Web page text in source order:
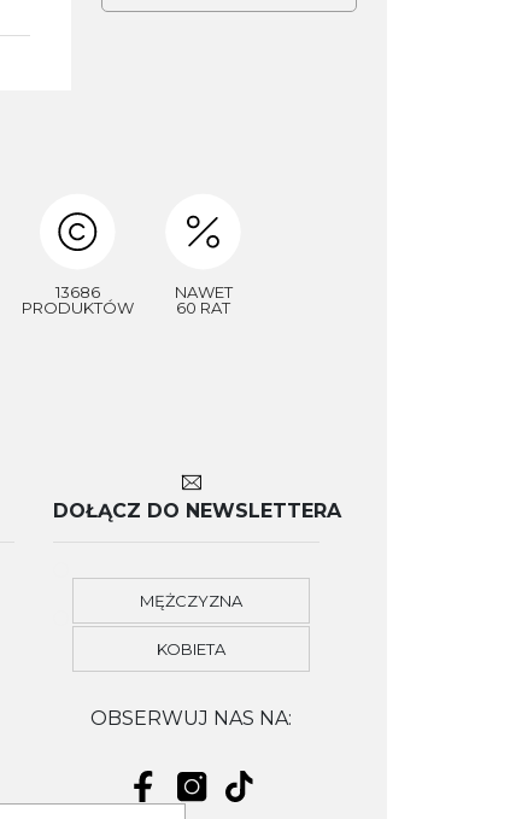
13686
PRODUKTÓW
NAWET
60 RAT
DOŁĄCZ DO NEWSLETTERA
MĘŻCZYZNA
KOBIETA
OBSERWUJ NAS NA: